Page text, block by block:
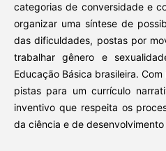
categorias de conversidade e
organizar uma síntese de
das dificuldades, postas por
trabalhar gênero e
Educação Básica brasileira.
pistas para um currículo
inventivo que respeita os
da ciência e de